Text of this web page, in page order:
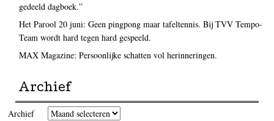
gedeeld dagboek.”
Het Parool 20 juni: Geen pingpong maar tafeltennis. Bij TVV Tempo-
Team wordt hard tegen hard gespeeld.
MAX Magazine: Persoonlijke schatten vol herinneringen.
Archief
Archief